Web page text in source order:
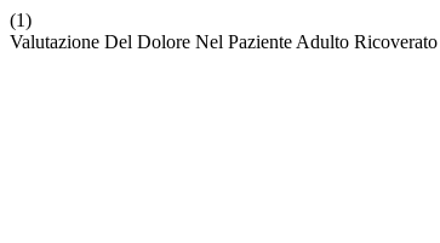
(1)
Valutazione Del Dolore Nel Paziente Adulto